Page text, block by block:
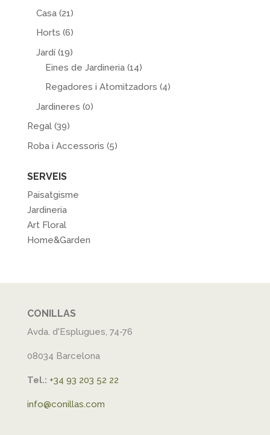
Casa (21)
Horts (6)
Jardí (19)
Eines de Jardineria (14)
Regadores i Atomitzadors (4)
Jardineres (0)
Regal (39)
Roba i Accessoris (5)
SERVEIS
Paisatgisme
Jardineria
Art Floral
Home&Garden
CONILLAS
Avda. d'Esplugues, 74-76
08034 Barcelona
Tel.: +34 93 203 52 22
info@conillas.com